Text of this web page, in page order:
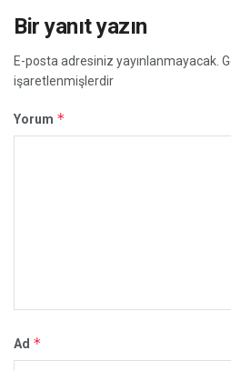
Bir yanıt yazın
E-posta adresiniz yayınlanmayacak.
işaretlenmişlerdir
Yorum *
Ad *